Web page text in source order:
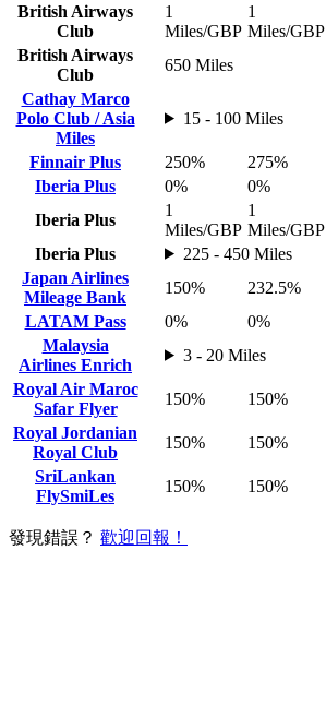
British Airways
Club
1
Miles/GBP
1
Miles/GBP
British Airways
Club
650 Miles
Cathay Marco
Polo Club / Asia
Miles
15 - 100 Miles
Finnair Plus 250% 275%
Iberia Plus
0% 0%
Iberia Plus
1
Miles/GBP
1
Miles/GBP
Iberia Plus
225 - 450 Miles
Japan Airlines
Mileage Bank
150% 232.5%
LATAM Pass
0% 0%
Malaysia
Airlines Enrich
3 - 20 Miles
Royal Air Maroc
Safar Flyer
150% 150%
Royal Jordanian
Royal Club
150% 150%
SriLankan
FlySmiLes
150% 150%
發現錯誤？ 歡迎回報！